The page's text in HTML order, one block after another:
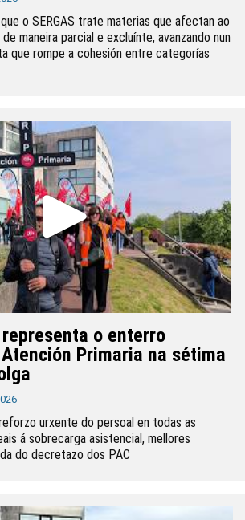
o SERGAS trate materias que afectan ao
maneira parcial e excluínte, avanzando nun
que rompe a cohesión entre categorías
representa o enterro
Primaria na sétima
urxente do persoal en todas as
á sobrecarga asistencial, mellores
do decretazo dos PAC